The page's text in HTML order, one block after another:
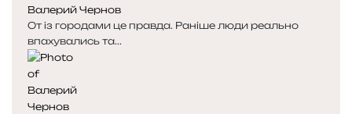
Валерий Чернов
От із городами це правда. Раніше люди реально
впахувались та...